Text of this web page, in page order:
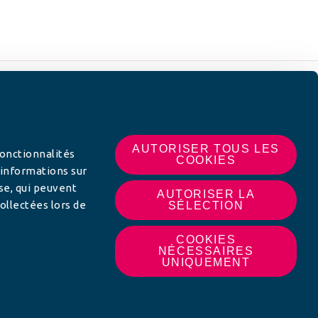
sur
qui peuvent
lors de
AUTORISER TOUS LES
COOKIES
AUTORISER LA
SÉLECTION
COOKIES
NÉCESSAIRES
UNIQUEMENT